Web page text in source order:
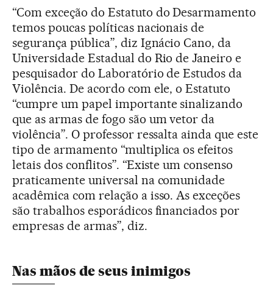
“Com exceção do Estatuto do Desarmamento
temos poucas políticas nacionais de
segurança pública”, diz Ignácio Cano, da
Universidade Estadual do Rio de Janeiro e
pesquisador do Laboratório de Estudos da
Violência. De acordo com ele, o Estatuto
“cumpre um papel importante sinalizando
que as armas de fogo são um vetor da
violência”. O professor ressalta ainda que este
tipo de armamento “multiplica os efeitos
letais dos conflitos”. “Existe um consenso
praticamente universal na comunidade
acadêmica com relação a isso. As exceções
são trabalhos esporádicos financiados por
empresas de armas”, diz.
Nas mãos de seus inimigos